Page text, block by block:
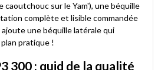
sur le Yam'), une béquille
complète et lisible commandée
ajoute une béquille latérale qui
pratique !
300 : quid de la qualité